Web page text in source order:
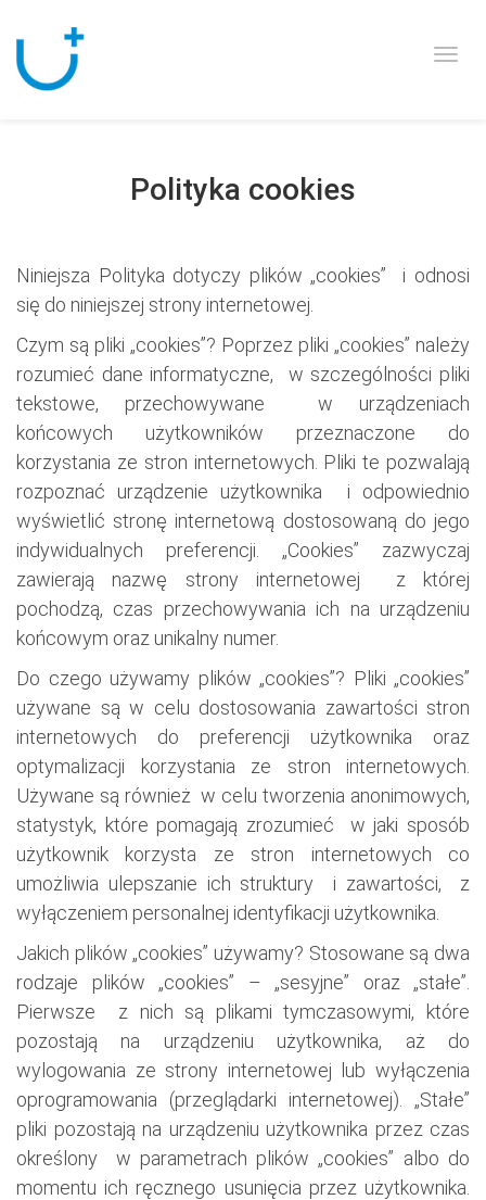
Polityka cookies
Niniejsza Polityka dotyczy plików „cookies” i odnosi
się do niniejszej strony internetowej.
Czym są pliki „cookies”? Poprzez pliki „cookies” należy
rozumieć dane informatyczne, w szczególności pliki
tekstowe, przechowywane w urządzeniach
końcowych użytkowników przeznaczone do
korzystania ze stron internetowych. Pliki te pozwalają
rozpoznać urządzenie użytkownika i odpowiednio
wyświetlić stronę internetową dostosowaną do jego
indywidualnych preferencji. „Cookies” zazwyczaj
zawierają nazwę strony internetowej z której
pochodzą, czas przechowywania ich na urządzeniu
końcowym oraz unikalny numer.
Do czego używamy plików „cookies”? Pliki „cookies”
używane są w celu dostosowania zawartości stron
internetowych do preferencji użytkownika oraz
optymalizacji korzystania ze stron internetowych.
Używane są również w celu tworzenia anonimowych,
statystyk, które pomagają zrozumieć w jaki sposób
użytkownik korzysta ze stron internetowych co
umożliwia ulepszanie ich struktury i zawartości, z
wyłączeniem personalnej identyfikacji użytkownika.
Jakich plików „cookies” używamy? Stosowane są dwa
rodzaje plików „cookies” – „sesyjne” oraz „stałe”.
Pierwsze z nich są plikami tymczasowymi, które
pozostają na urządzeniu użytkownika, aż do
wylogowania ze strony internetowej lub wyłączenia
oprogramowania (przeglądarki internetowej). „Stałe”
pliki pozostają na urządzeniu użytkownika przez czas
określony w parametrach plików „cookies” albo do
momentu ich ręcznego usunięcia przez użytkownika.